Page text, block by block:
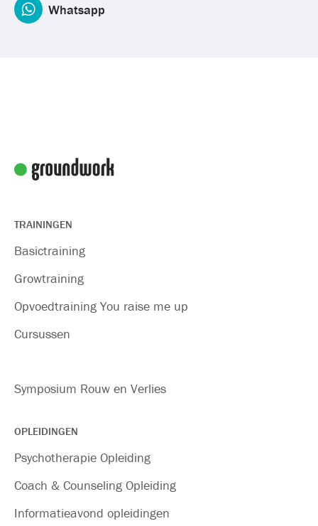
Whatsapp
TRAININGEN
Basictraining
Growtraining
Opvoedtraining You raise me up
Cursussen
Symposium Rouw en Verlies
OPLEIDINGEN
Psychotherapie Opleiding
Coach & Counseling Opleiding
Informatieavond opleidingen